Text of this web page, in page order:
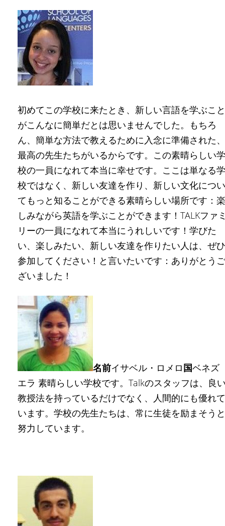
初めてこの学校に来たとき、新しい言語を学ぶこと
がこんなに簡単だとは思いませんでした。もちろ
ん、簡単な方法で教えるために入念に準備された、
最高の先生たちがいるからです。この素晴らしい学
校の一員になれて本当に幸せです。ここは単なる学
校ではなく、新しい友達を作り、新しい文化につい
てもっと知ることができる素晴らしい場所です：楽
しみながら英語を学ぶことができます！TALKファ
リーの一員になれて本当にうれしいです！学びた
い、楽しみたい、新しい友達を作りたい人は、ぜひ
参加してください！と言いたいです：ありがとうご
ざいました！
名前イサベル・ロメロ国ベネズ
エラ 素晴らしい学校です。Talkのスタッフは、良
教授法を持っているだけでなく、人間的にも優れて
います。学校の先生たちは、常に生徒を励まそうと
努力しています。